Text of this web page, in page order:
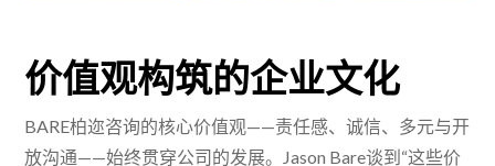
价值观构筑的企业文化
BARE柏迩咨询的核心价值观——责任感、诚信、多元与开
放沟通——始终贯穿公司的发展。Jason Bare谈到“这些价